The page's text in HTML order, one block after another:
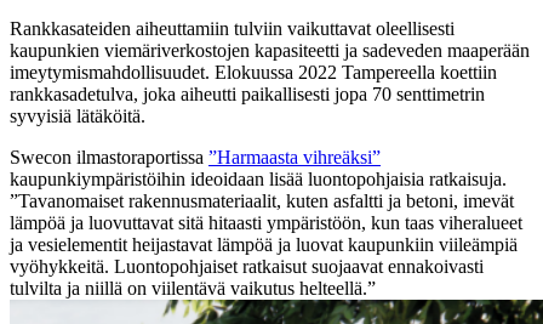
Rankkasateiden aiheuttamiin tulviin vaikuttavat oleellisesti
kaupunkien viemäriverkostojen kapasiteetti ja sadeveden maaperään
imeytymismahdollisuudet. Elokuussa 2022 Tampereella koettiin
rankkasadetulva, joka aiheutti paikallisesti jopa 70 senttimetrin
syvyisiä lätäköitä.
Swecon ilmastoraportissa ”Harmaasta vihreäksi”
kaupunkiympäristöihin ideoidaan lisää luontopohjaisia ratkaisuja.
”Tavanomaiset rakennusmateriaalit, kuten asfaltti ja betoni, imevät
lämpöä ja luovuttavat sitä hitaasti ympäristöön, kun taas viheralueet
ja vesielementit heijastavat lämpöä ja luovat kaupunkiin viileämpiä
vyöhykkeitä. Luontopohjaiset ratkaisut suojaavat ennakoivasti
tulvilta ja niillä on viilentävä vaikutus helteellä.”